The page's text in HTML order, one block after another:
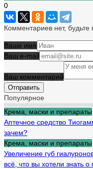
0
Комментариев нет, будьте
Ваше имя
Ваш e-mail
Ваш комментарий
Популярное
Крема, маски и препараты
Аптечное средство
зачем?
Крема, маски и препараты
Увеличение губ
всё, что вы хотели знать